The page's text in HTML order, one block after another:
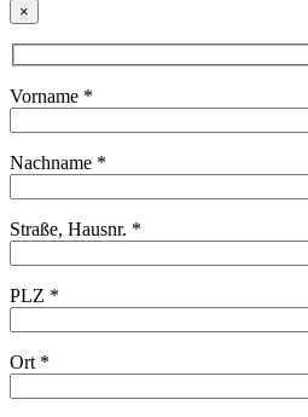
×
Vorname *
Nachname *
Straße, Hausnr. *
PLZ *
Ort *